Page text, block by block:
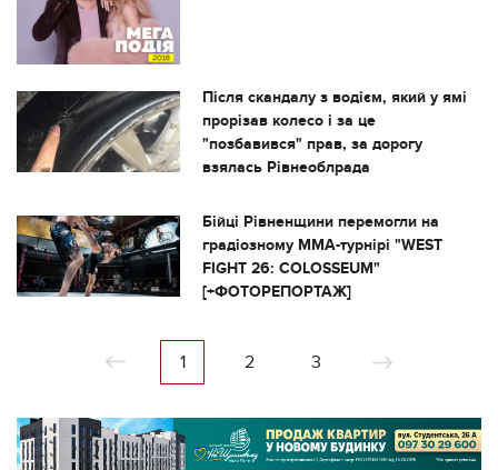
Після скандалу з водієм, який у ямі
прорізав колесо і за це
"позбавився" прав, за дорогу
взялась Рівнеоблрада
Бійці Рівненщини перемогли на
градіозному ММА-турнірі "WEST
FIGHT 26: COLOSSEUM"
[+ФОТОРЕПОРТАЖ]
1 2 3